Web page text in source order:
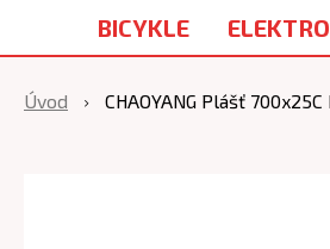
BICYKLE
Úvod CHAOYANG Plášť